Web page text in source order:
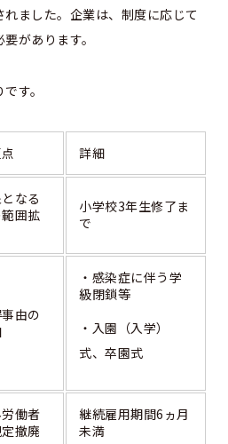
ました。企業は、制度に応じて
があります。
す。
詳細
なる
囲拡
小学校3年生修了ま
で
由の
・感染症に伴う学
級閉鎖等
・入園（入学）
式、卒園式
働者
撤廃
継続雇用期間6ヵ月
未満